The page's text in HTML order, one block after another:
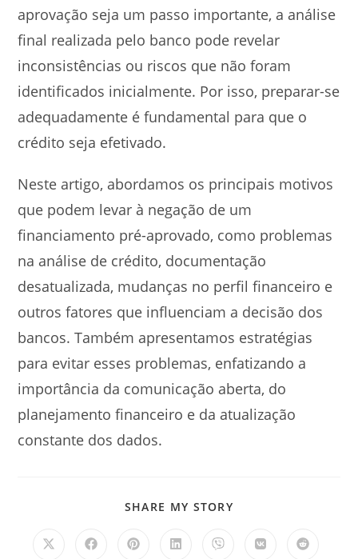
aprovação seja um passo importante, a análise
final realizada pelo banco pode revelar
inconsistências ou riscos que não foram
identificados inicialmente. Por isso, preparar-se
adequadamente é fundamental para que o
crédito seja efetivado.
Neste artigo, abordamos os principais motivos
que podem levar à negação de um
financiamento pré-aprovado, como problemas
na análise de crédito, documentação
desatualizada, mudanças no perfil financeiro e
outros fatores que influenciam a decisão dos
bancos. Também apresentamos estratégias
para evitar esses problemas, enfatizando a
importância da comunicação aberta, do
planejamento financeiro e da atualização
constante dos dados.
SHARE MY STORY
Opens
Opens Opens Opens Opens Opens Opens